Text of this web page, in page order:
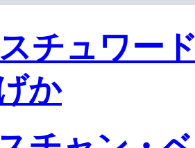
チュワー
か